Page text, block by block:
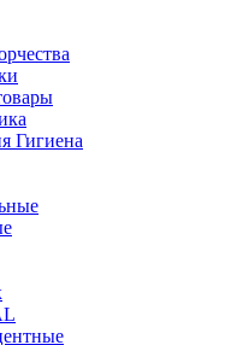
Гигиена